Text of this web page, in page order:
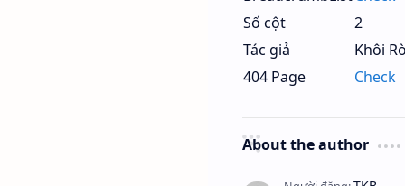
Số cột
2
Tác giả
Khôi
404 Page
Check
About the author